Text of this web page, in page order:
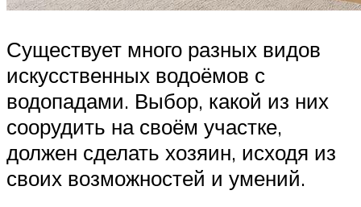
Существует много разных видов
искусственных водоёмов с
водопадами. Выбор, какой из них
соорудить на своём участке,
должен сделать хозяин, исходя из
своих возможностей и умений.